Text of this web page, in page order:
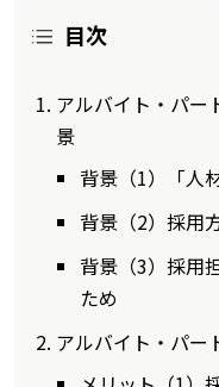
目次
アルバイト・パー
景
背景（1）「人
背景（2）採用
背景（3）採用
ため
アルバイト・パー